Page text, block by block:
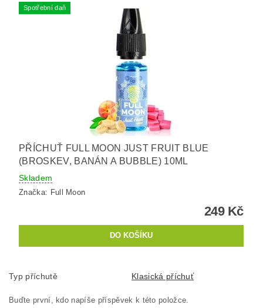
Spotřební daň
PŘÍCHUŤ FULL MOON JUST FRUIT BLUE
(BROSKEV, BANÁN A BUBBLE) 10ML
Skladem
Značka: Full Moon
249 Kč
Typ příchutě Klasická příchuť
Buďte první, kdo napíše příspěvek k této položce.